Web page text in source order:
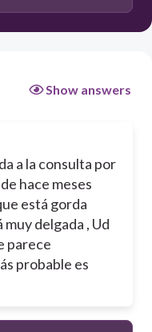
Show answers
a la consulta por
hace meses
está gorda
delgada , Ud
parece
probable es